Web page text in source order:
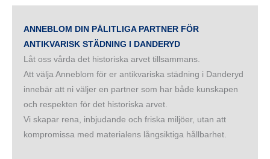
ANNEBLOM DIN PÅLITLIGA PARTNER FÖR
ANTIKVARISK STÄDNING I DANDERYD
Låt oss vårda det historiska arvet tillsammans.
Att välja Anneblom för er antikvariska städning i Danderyd
innebär att ni väljer en partner som har både kunskapen
och respekten för det historiska arvet.
Vi skapar rena, inbjudande och friska miljöer, utan att
kompromissa med materialens långsiktiga hållbarhet.